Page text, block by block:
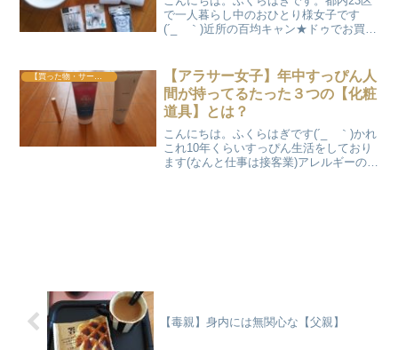
で一人暮らし中のおひとり様女子です
(´_ゝ｀)近所の百均キャン★ドゥでお買い
あると便利で助かりますね。しかもコロ
ナで閉まっているお...
【買った物・サービス】
【アラサー女子】年中すっぴん人
間が持ってるたった３つの【化粧
道具】とは？
こんにちは。ふくらはぎです(´_ゝ｀)かれ
これ10年くらいすっぴん生活をしており
ます(なんと仕事は接客業)アレルギーの類
【毒親】身内には無関心な【父親】